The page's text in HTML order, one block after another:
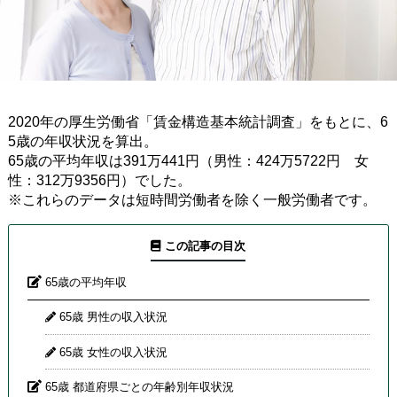
2020年の厚生労働省「賃金構造基本統計調査」をもとに、6
5歳の年収状況を算出。
65歳の平均年収は391万441円（男性：424万5722円 女
性：312万9356円）でした。
※これらのデータは短時間労働者を除く一般労働者です。
この記事の目次
65歳の平均年収
65歳 男性の収入状況
65歳 女性の収入状況
65歳 都道府県ごとの年齢別年収状況